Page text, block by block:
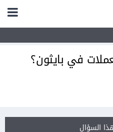
في بايثون؟
السؤال